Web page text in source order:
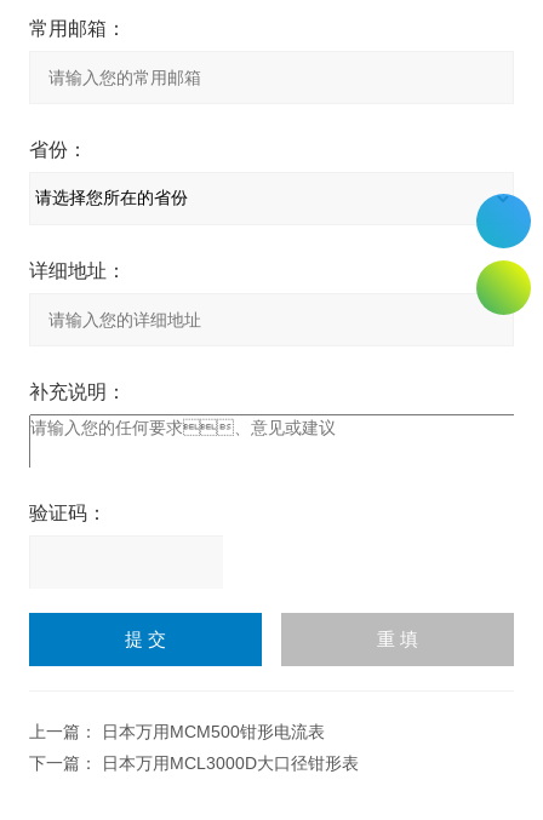
常用邮箱：
省份：
详细地址：
补充说明：
验证码：
上一篇：
日本万用MCM500钳形电流表
下一篇：
日本万用MCL3000D大口径钳形表